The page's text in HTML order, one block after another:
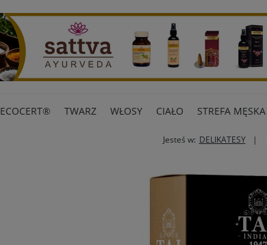
ECOCERT® TWARZ WŁOSY CIAŁO STREFA MĘSKA
Jesteś w: DELIKATESY